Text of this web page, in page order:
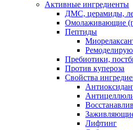
Активные ингредиенты
ДМС, церамиды,
Омолаживающие
Пептиды
Пребиотики,
Против купероза
Свойства
Лифтинг